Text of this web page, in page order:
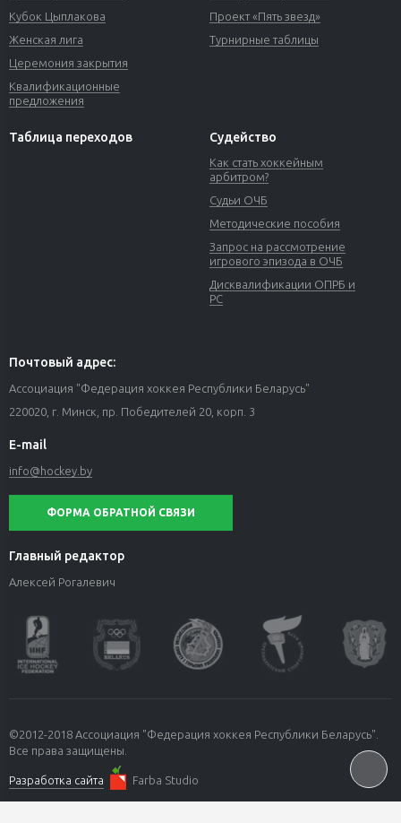
Кубок Цыплакова
Женская лига
Церемония закрытия
Квалификационные
предложения
Проект «Пять звезд»
Турнирные таблицы
Таблица переходов Судейство
Как стать хоккейным
арбитром?
Судьи ОЧБ
Методические пособия
Запрос на рассмотрение
игрового эпизода в ОЧБ
Дисквалификации ОПРБ и
РС
Почтовый адрес:
Ассоциация "Федерация хоккея Республики Беларусь"
220020, г. Минск, пр. Победителей 20, корп. 3
E-mail
info@hockey.by
ФОРМА ОБРАТНОЙ СВЯЗИ
Главный редактор
Алексей Рогалевич
©2012-2018 Ассоциация "Федерация хоккея Республики Беларусь".
Все права защищены.
Разработка сайта Farba Studio